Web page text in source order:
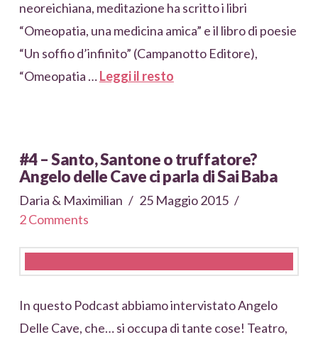
neoreichiana, meditazione ha scritto i libri
“Omeopatia, una medicina amica” e il libro di poesie
“Un soffio d’infinito” (Campanotto Editore),
“Omeopatia …Leggi il resto
#4 – Santo, Santone o truffatore?
Angelo delle Cave ci parla di Sai Baba
Daria & Maximilian
25 Maggio 2015
2 Comments
In questo Podcast abbiamo intervistato Angelo
Delle Cave, che… si occupa di tante cose! Teatro,